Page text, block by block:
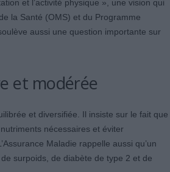
et l’activité physique », une vision qui
la Santé (OMS) et du Programme
aussi une question importante sur
et modérée
et diversifiée. Il insiste sur le fait que
nécessaires et éviter
Maladie rappelle aussi qu’un
surpoids, de diabète de type 2 et de